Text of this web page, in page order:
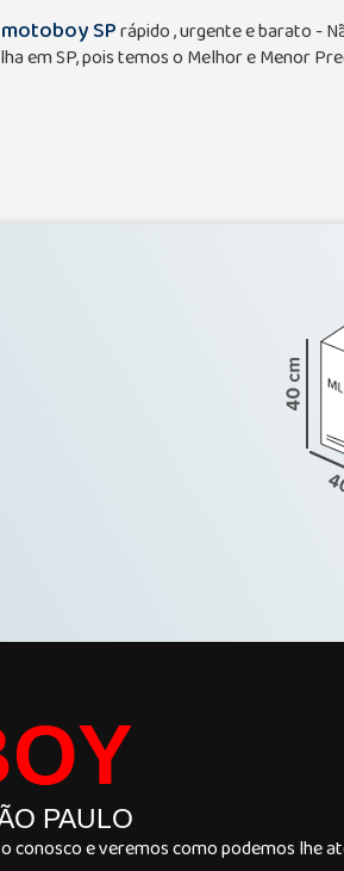
motoboy SPrápido , urgente e barato -
em SP, pois temos o Melhor e Menor
PAULO
conosco e veremos como podemos lhe